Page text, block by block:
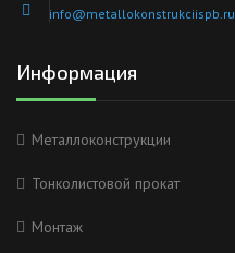
info@metallokonstrukciispb.ru
Информация
Металлоконструкции
Тонколистовой прокат
Монтаж